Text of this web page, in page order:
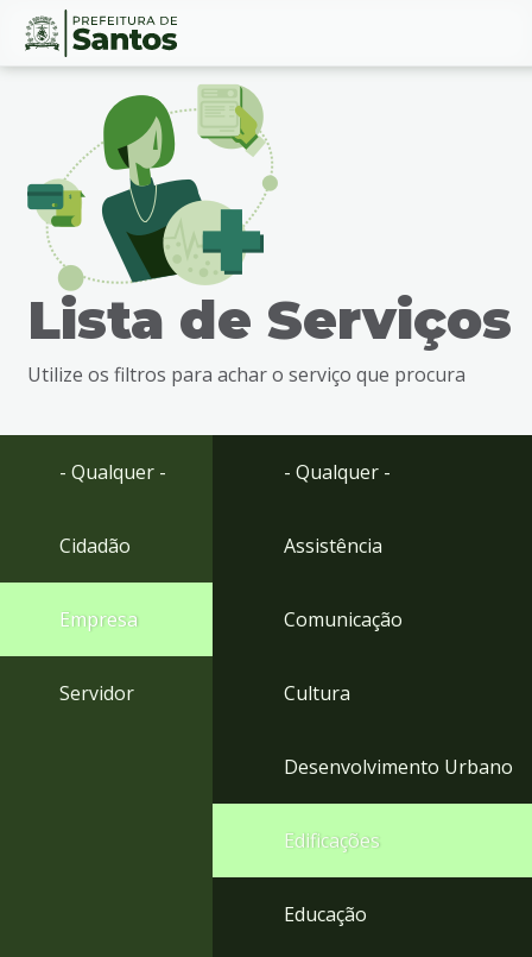
Ir
busca
Ir
Conteúdo
Lista de Serviços
Utilize os filtros para achar o serviço que procura
- Qualquer -
Cidadão
Empresa
Servidor
- Qualquer -
Assistência
Comunicação
Cultura
Desenvolvimento Urbano
Edificações
Educação